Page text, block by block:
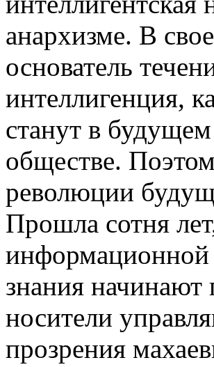
анархизме. В
основатель
интеллигенция,
станут в
обществе.
революции
Прошла сотня
информационной
знания
носители
прозрения